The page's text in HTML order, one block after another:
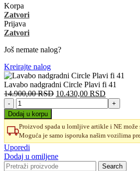
Korpa
Zatvori
Prijava
Zatvori
Još nemate nalog?
Kreirajte nalog
Lavabo nadgradni Circle Plavi fi 41
14.900,00RSD Originalna
je
bila:
14.900,00 RSD.
10.430,00 RSD
cena
je:
10.430,00
Lavabo
nadgradni
Circle
Plavi
fi
41
količina
Dodaj u korpu
Proizvod spada u lomljive artikle i NE može
Moguća je samo isporuka našim vozilima
Uporedi
Dodaj u omiljene
Search